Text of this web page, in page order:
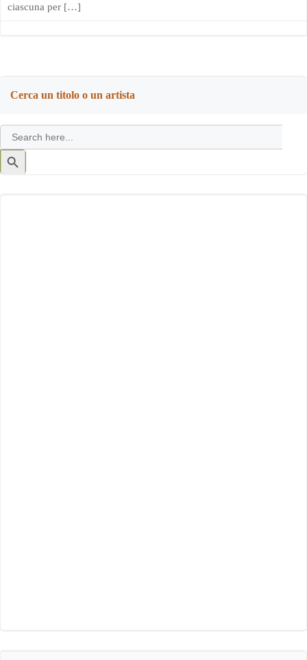
ciascuna per […]
Cerca un titolo o un artista
Search
for:
Search
Button